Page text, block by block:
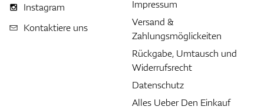
Instagram
Kontaktiere uns
Impressum
Versand &
Zahlungsmöglickeiten
Rückgabe, Umtausch und
Widerrufsrecht
Datenschutz
Alles Ueber Den Einkauf